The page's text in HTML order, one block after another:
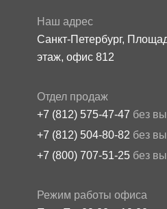
Наш адрес
Санкт-Петербург,
этаж, офис 812
Отдел продаж
+7 (812) 575-47-47 без
+7 (812) 504-80-82 без
+7 (800) 707-51-25 без
Режим работы офиса